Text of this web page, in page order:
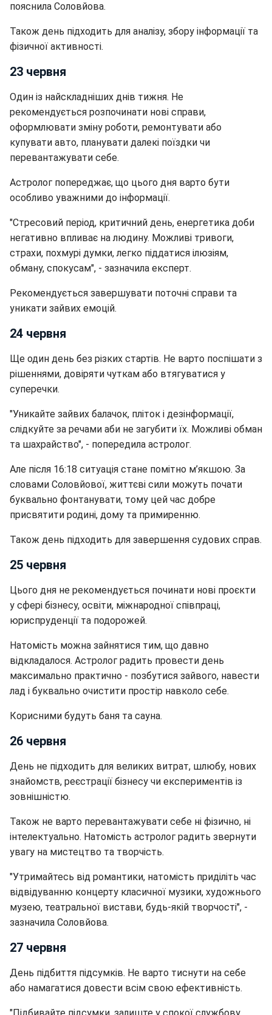
пояснила Соловйова.
Також день підходить для аналізу, збору інформації та
фізичної активності.
23 червня
Один із найскладніших днів тижня. Не
рекомендується розпочинати нові справи,
оформлювати зміну роботи, ремонтувати або
купувати авто, планувати далекі поїздки чи
перевантажувати себе.
Астролог попереджає, що цього дня варто бути
особливо уважними до інформації.
"Стресовий період, критичний день, енергетика доби
негативно впливає на людину. Можливі тривоги,
страхи, похмурі думки, легко піддатися ілюзіям,
обману, спокусам", - зазначила експерт.
Рекомендується завершувати поточні справи та
уникати зайвих емоцій.
24 червня
Ще один день без різких стартів. Не варто поспішати з
рішеннями, довіряти чуткам або втягуватися у
суперечки.
"Уникайте зайвих балачок, пліток і дезінформації,
слідкуйте за речами аби не загубити їх. Можливі обман
та шахрайство", - попередила астролог.
Але після 16:18 ситуація стане помітно м’якшою. За
словами Соловйової, життєві сили можуть почати
буквально фонтанувати, тому цей час добре
присвятити родині, дому та примиренню.
Також день підходить для завершення судових справ.
25 червня
Цього дня не рекомендується починати нові проєкти
у сфері бізнесу, освіти, міжнародної співпраці,
юриспруденції та подорожей.
Натомість можна зайнятися тим, що давно
відкладалося. Астролог радить провести день
максимально практично - позбутися зайвого, навести
лад і буквально очистити простір навколо себе.
Корисними будуть баня та сауна.
26 червня
День не підходить для великих витрат, шлюбу, нових
знайомств, реєстрації бізнесу чи експериментів із
зовнішністю.
Також не варто перевантажувати себе ні фізично, ні
інтелектуально. Натомість астролог радить звернути
увагу на мистецтво та творчість.
"Утримайтесь від романтики, натомість приділіть час
відвідуванню концерту класичної музики, художнього
музею, театральної вистави, будь-якій творчості", -
зазначила Соловйова.
27 червня
День підбиття підсумків. Не варто тиснути на себе
або намагатися довести всім свою ефективність.